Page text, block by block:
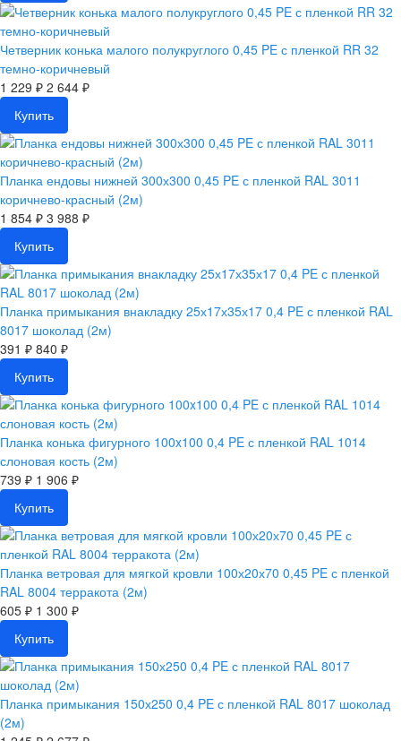
Четверник конька малого полукруглого 0,45 PE с пленкой RR 32
темно-коричневый
1 229 ₽ 2 644 ₽
Купить
Планка ендовы нижней 300х300 0,45 PE с пленкой RAL 3011
коричнево-красный (2м)
1 854 ₽ 3 988 ₽
Купить
Планка примыкания внакладку 25х17х35х17 0,4 PE с пленкой RAL
8017 шоколад (2м)
391 ₽ 840 ₽
Купить
Планка конька фигурного 100x100 0,4 PE с пленкой RAL 1014
слоновая кость (2м)
739 ₽ 1 906 ₽
Купить
Планка ветровая для мягкой кровли 100х20х70 0,45 PE с пленкой
RAL 8004 терракота (2м)
605 ₽ 1 300 ₽
Купить
Планка примыкания 150х250 0,4 PE с пленкой RAL 8017 шоколад
(2м)